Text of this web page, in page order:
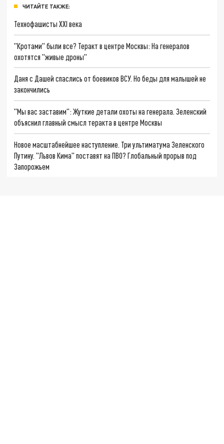
ЧИТАЙТЕ ТАКЖЕ:
Технофашисты XXI века
"Кротами" были все? Теракт в центре Москвы: На генералов
охотятся "живые дроны"
Даня с Дашей спаслись от боевиков ВСУ. Но беды для малышей не
закончились
"Мы вас заставим": Жуткие детали охоты на генерала. Зеленский
объяснил главный смысл теракта в центре Москвы
Новое масштабнейшее наступление. Три ультиматума Зеленского
Путину. "Львов Кима" поставят на ПВО? Глобальный прорыв под
Запорожьем